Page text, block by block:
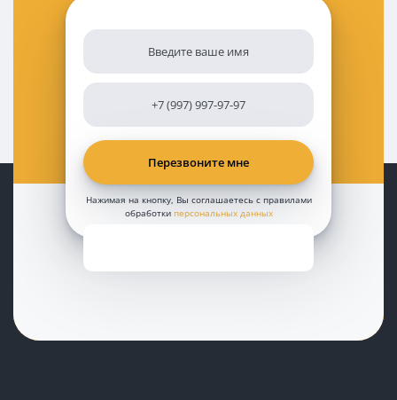
Нажимая на кнопку, Вы соглашаетесь с правилами
обработки персональных данных